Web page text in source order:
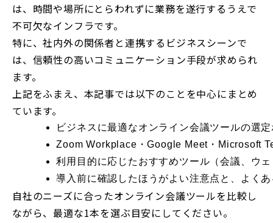
は、時間や場所にとらわれずに業務を遂行するうえで
不可欠なインフラです。
特に、社内外の関係者と連携するビジネスシーンで
は、信頼性の高いコミュニケーション手段が求められ
ます。
上記をふまえ、本記事では以下のことを中心にまとめ
ています。
ビジネスに最適なオンライン会議ツールの選
Zoom Workplace ・Google Meet・Microsoft
利用目的に応じたおすすめツール（会議、ウ
導入前に確認したほうがよい注意点と、よく
自社のニーズに合ったオンライン会議ツールを比較し
ながら、最適な1本を選ぶ目安にしてください。